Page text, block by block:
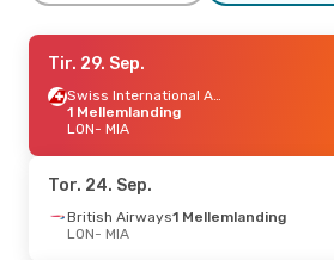
Man. 7. Sep.
Swiss International Air Lines
1 Mellemlanding
LON- MIA
1 Mellemlanding
MIA- LON
Lør. 10. Okt.
Tir. 29. Sep.
Swiss International Air Lines
1 Mellemlanding
LON- MIA
Tor. 24. Sep.
British Airways1 Mellemlanding
LON- MIA